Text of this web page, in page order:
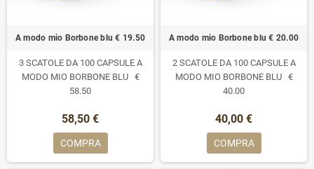
A modo mio Borbone blu € 19.50
3 SCATOLE DA 100 CAPSULE A
MODO MIO BORBONE BLU €
58.50
58,50 €
COMPRA
A modo mio Borbone blu € 20.00
2 SCATOLE DA 100 CAPSULE A
MODO MIO BORBONE BLU €
40.00
40,00 €
COMPRA